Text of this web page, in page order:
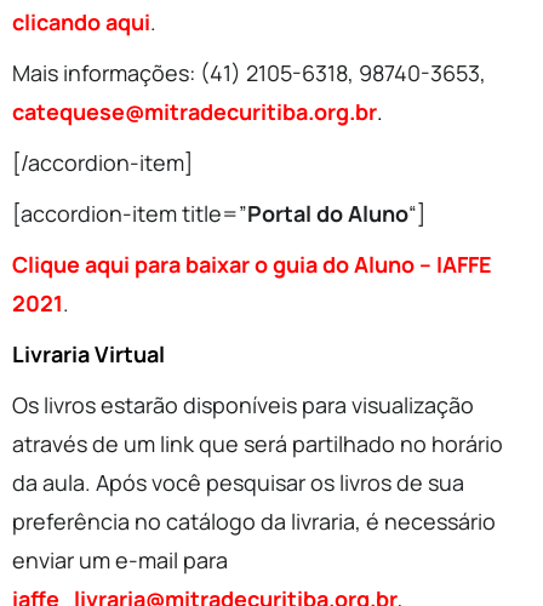
clicando aqui.
Mais informações: (41) 2105-6318, 98740-3653,
catequese@mitradecuritiba.org.br.
[/accordion-item]
[accordion-item title=”Portal do Aluno“]
Clique aqui para baixar o guia do Aluno – IAFFE
2021.
Livraria Virtual
Os livros estarão disponíveis para visualização
através de um link que será partilhado no horário
da aula. Após você pesquisar os livros de sua
preferência no catálogo da livraria, é necessário
enviar um e-mail para
iaffe_livraria@mitradecuritiba.org.br,